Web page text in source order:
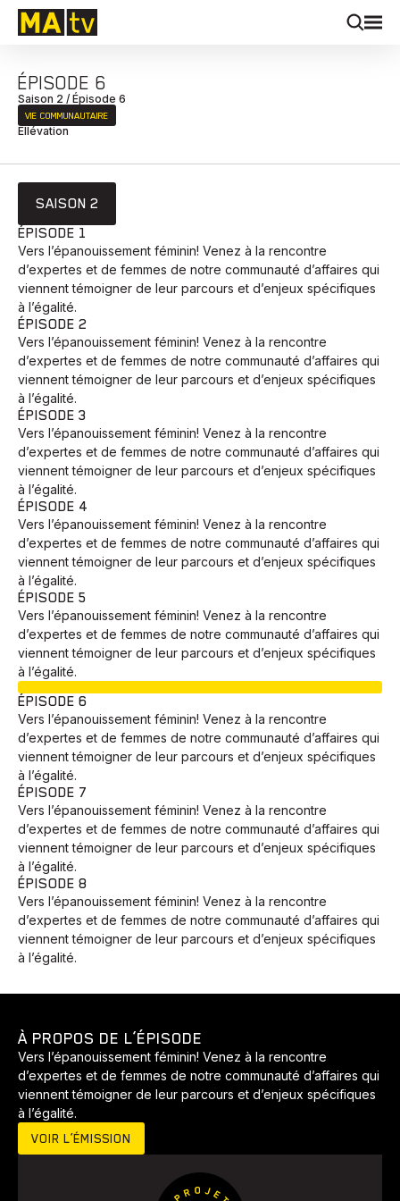
Animaux Avenir Bingo Communauté Culture
Voyage
ÉPISODE 6
Saison 2 / Épisode 6
VIE COMMUNAUTAIRE
Ellévation
SAISON 2
ÉPISODE 1
Vers l’épanouissement féminin! Venez à la rencontre
d’expertes et de femmes de notre communauté d’affaires qui
viennent témoigner de leur parcours et d’enjeux spécifiques
à l’égalité.
ÉPISODE 2
Vers l’épanouissement féminin! Venez à la rencontre
d’expertes et de femmes de notre communauté d’affaires qui
viennent témoigner de leur parcours et d’enjeux spécifiques
à l’égalité.
ÉPISODE 3
Vers l’épanouissement féminin! Venez à la rencontre
d’expertes et de femmes de notre communauté d’affaires qui
viennent témoigner de leur parcours et d’enjeux spécifiques
à l’égalité.
ÉPISODE 4
Vers l’épanouissement féminin! Venez à la rencontre
d’expertes et de femmes de notre communauté d’affaires qui
viennent témoigner de leur parcours et d’enjeux spécifiques
à l’égalité.
ÉPISODE 5
Vers l’épanouissement féminin! Venez à la rencontre
d’expertes et de femmes de notre communauté d’affaires qui
viennent témoigner de leur parcours et d’enjeux spécifiques
à l’égalité.
ÉPISODE 6
Vers l’épanouissement féminin! Venez à la rencontre
d’expertes et de femmes de notre communauté d’affaires qui
viennent témoigner de leur parcours et d’enjeux spécifiques
à l’égalité.
ÉPISODE 7
Vers l’épanouissement féminin! Venez à la rencontre
d’expertes et de femmes de notre communauté d’affaires qui
viennent témoigner de leur parcours et d’enjeux spécifiques
à l’égalité.
ÉPISODE 8
Vers l’épanouissement féminin! Venez à la rencontre
d’expertes et de femmes de notre communauté d’affaires qui
viennent témoigner de leur parcours et d’enjeux spécifiques
à l’égalité.
À PROPOS DE L’ÉPISODE
Vers l’épanouissement féminin! Venez à la rencontre
d’expertes et de femmes de notre communauté d’affaires qui
viennent témoigner de leur parcours et d’enjeux spécifiques
à l’égalité.
VOIR L’ÉMISSION